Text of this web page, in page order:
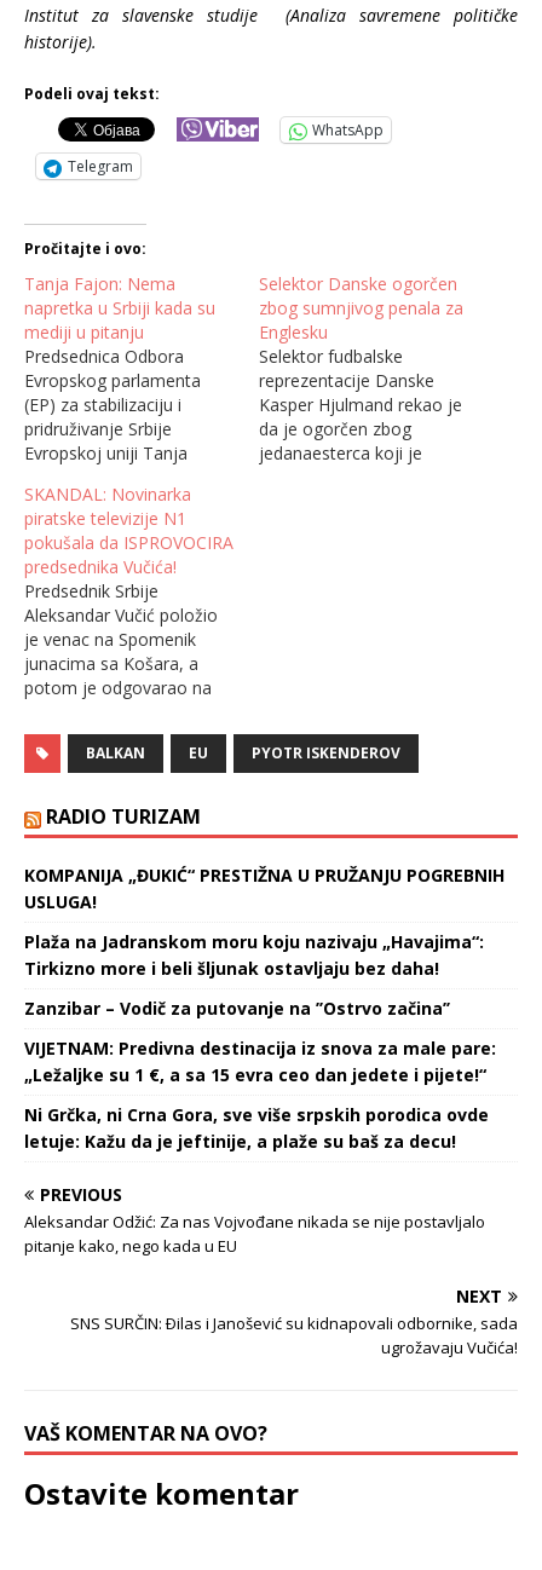
Institut za slavenske studije (Analiza savremene političke
historije).
Podeli ovaj tekst:
WhatsApp
Telegram
Pročitajte i ovo:
Tanja Fajon: Nema
napretka u Srbiji kada su
mediji u pitanju
Predsednica Odbora
Evropskog parlamenta
(EP) za stabilizaciju i
pridruživanje Srbije
Evropskoj uniji Tanja
Beogradu da je brine
situacija sa slobodom
medija u Srbiji i
informacije o nasilju i
zastrašivanju novinara u
zemlji koja teži da postane
deo EU. Na 11. sastanku
Parlamentarnog odbora
za stabilizaciju…
Selektor Danske ogorčen
zbog sumnjivog penala za
Englesku
Selektor fudbalske
reprezentacije Danske
Kasper Hjulmand rekao je
da je ogorčen zbog
jedanaesterca koji je
postigao je…
SKANDAL: Novinarka
piratske televizije N1
pokušala da ISPROVOCIRA
predsednika Vučića!
Predsednik Srbije
Aleksandar Vučić položio
je venac na Spomenik
junacima sa Košara, a
potom je odgovarao na
Novinarka sa piratske
televizije N1 iz
reemituje svoj program u
Srbiji preko tajkunskog
upitala je predsednika
kakav je stav Srbije o
tome što se u…
BALKAN EU PYOTR ISKENDEROV
RADIO TURIZAM
KOMPANIJA „ĐUKIĆ“ PRESTIŽNA U PRUŽANJU POGREBNIH
USLUGA!
Plaža na Jadranskom moru koju nazivaju „Havajima“:
Tirkizno more i beli šljunak ostavljaju bez daha!
Zanzibar – Vodič za putovanje na ’’Ostrvo začina’’
VIJETNAM: Predivna destinacija iz snova za male pare:
„Ležaljke su 1 €, a sa 15 evra ceo dan jedete i pijete!“
Ni Grčka, ni Crna Gora, sve više srpskih porodica ovde
letuje: Kažu da je jeftinije, a plaže su baš za decu!
PREVIOUS
Aleksandar Odžić: Za nas Vojvođane nikada se nije postavljalo
pitanje kako, nego kada u EU
NEXT
SNS SURČIN: Ðilas i Janošević su kidnapovali odbornike, sada
ugrožavaju Vučića!
VAŠ KOMENTAR NA OVO?
Ostavite komentar